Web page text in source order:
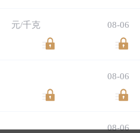
元/千克 08-06
08-06
08-06